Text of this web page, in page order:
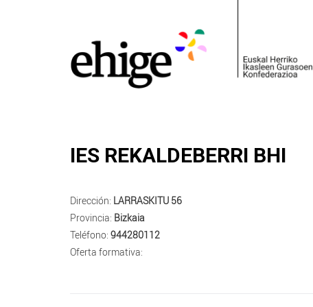
IES REKALDEBERRI BHI
Dirección: LARRASKITU 56
Provincia: Bizkaia
Teléfono: 944280112
Oferta formativa: